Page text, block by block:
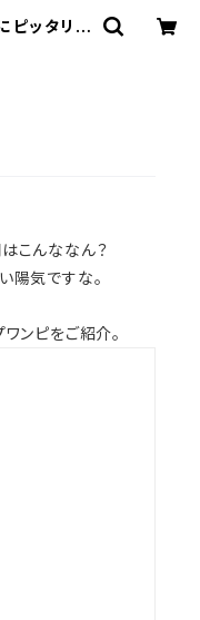
ピッタリ |
こんななん？
陽気ですな。
ンピをご紹介。